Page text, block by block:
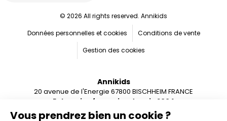
Vous prendrez bien un cookie ?
© 2026 All rights reserved. Annikids
Données personnelles et cookies
Conditions de vente
Gestion des cookies
Annikids
20 avenue de l'Energie 67800 BISCHHEIM FRANCE
Entreprise française depuis 2004